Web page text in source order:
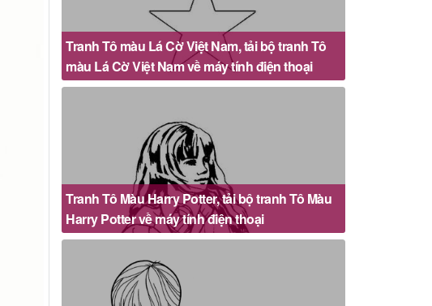
Tranh Tô màu Lá Cờ Việt Nam, tải bộ tranh Tô
màu Lá Cờ Việt Nam về máy tính điện thoại
Tranh Tô Màu Harry Potter, tải bộ tranh Tô Màu
Harry Potter về máy tính điện thoại